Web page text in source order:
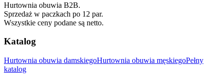
Hurtownia obuwia B2B.
Sprzedaż w paczkach po 12 par.
Wszystkie ceny podane są netto.
Katalog
Hurtownia obuwia damskiegoHurtownia obuwia męskiegoPełny
katalog